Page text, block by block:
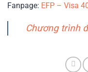
Fanpage: EFP – Visa
Chương trình